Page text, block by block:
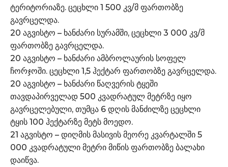
ტერიტორიაზე. ცეცხლი 1 500 კვ/მ ფართობზე
გავრცელდა.
20 აგვისტო – ხანძარი სურამში, ცეცხლი 3 000 კვ/მ
ფართობზე გავრცელდა.
20 აგვისტო – ხანძარი ამბროლაურის სოფელ
ჩორჯოში. ცეცხლი 1,5 ჰექტარ ფართობზე გავრცელდა.
20 აგვისტო – ხანძარი წაღვერის ტყეში
თავდაპირველად 500 კვადრატულ მეტრზე იყო
გავრცელებული, თუმცა 6 დღის მანძილზე ცეცხლი
ტყის 100 ჰექტარზე მეტს მოედო.
21 აგვისტო – დიღმის მასივის მეორე კვარტალში 5
000 კვადრატული მეტრი მიწის ფართობზე ბალახი
დაიწვა.